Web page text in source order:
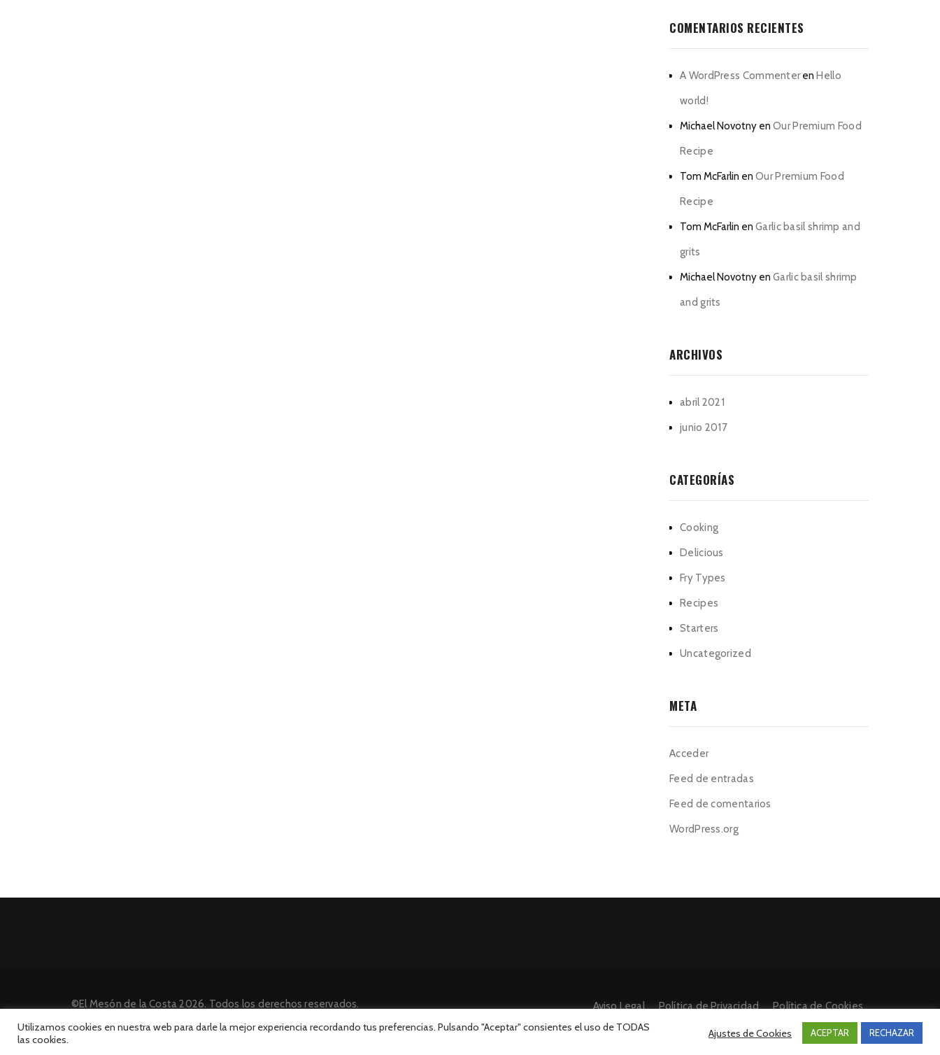
COMENTARIOS RECIENTES
A WordPress CommenterenHello
world!
Michael Novotny en Our Premium Food
Recipe
Tom McFarlin en Our Premium Food
Recipe
Tom McFarlin en Garlic basil shrimp and
grits
Michael Novotny en Garlic basil shrimp
and grits
ARCHIVOS
abril 2021
junio 2017
CATEGORÍAS
Cooking
Delicious
Fry Types
Recipes
Starters
Uncategorized
META
Acceder
Feed de entradas
Feed de comentarios
WordPress.org
©El Mesón de la Costa 2026. Todos los derechos reservados.
Desarrollado por INFORmedia
Aviso Legal Política de Privacidad
Política de Cookies
Utilizamos cookies en nuestra web para darle la mejor experiencia recordando tus preferencias. Pulsando "Aceptar" consientes el uso de TODAS
las cookies.
Ajustes de Cookies ACEPTAR RECHAZAR